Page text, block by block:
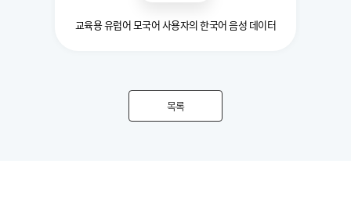
교육용 유럽어 모국어 사용자의 한국어 음성 데이터
목록